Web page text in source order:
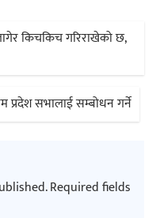
किचकिच गरिराखेको छ,
प्रदेश सभालाई सम्बोधन गर्ने
Required fields